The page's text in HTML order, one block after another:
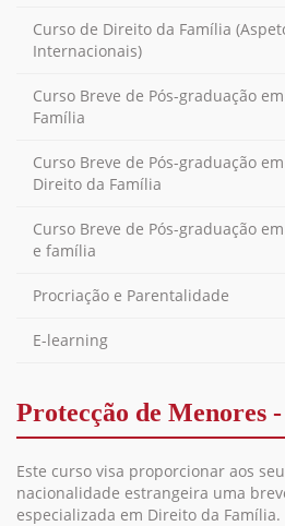
Curso de Direito da Família
Internacionais)
Curso Breve de Pós-graduação
Família
Curso Breve de Pós-graduação
Direito da Família
Curso Breve de Pós-graduação
e família
Procriação e Parentalidade
E-learning
Protecção de Menores
Este curso visa proporcionar aos
nacionalidade estrangeira uma
especializada em Direito da Família.